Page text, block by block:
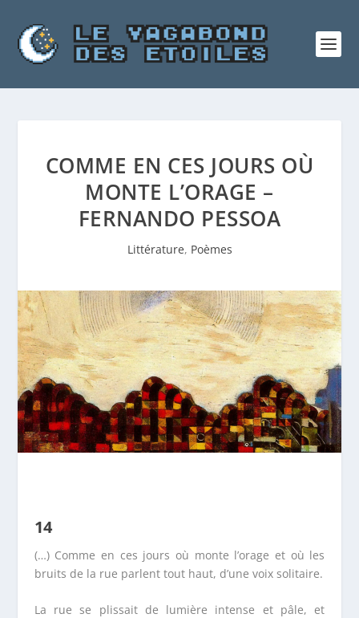
COMME EN CES JOURS OÙ
MONTE L’ORAGE –
FERNANDO PESSOA
Littérature, Poèmes
14
(…) Comme en ces jours où monte l’orage et où les
bruits de la rue parlent tout haut, d’une voix solitaire.
La rue se plissait de lumière intense et pâle, et